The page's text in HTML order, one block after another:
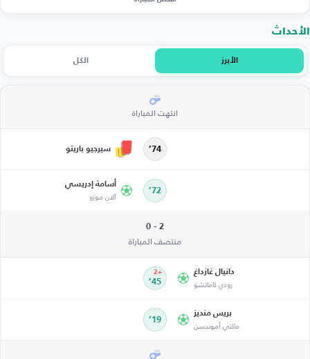
الأحداث
الأبرز الكل
انتهت المباراة
74’ سيرجيو باريتو
72’
أسامة إدريسي
آلان موزو
2 - 0
منتصف المباراة
دانيال غازداغ
رودي كاماتشو 45’
+2
بريس منديز
مالتي أموندسن 19’